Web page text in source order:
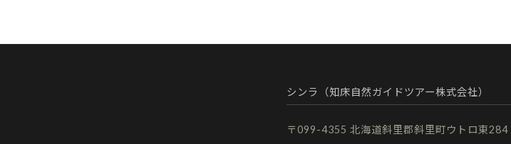
シンラ（知床自然ガイドツアー株式会社）
〒099-4355 北海道斜里郡斜里町ウトロ東284